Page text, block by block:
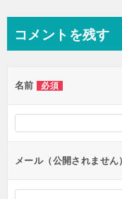
ビ
ー
シ
ン
コメントを残す
名前 必須
メール（公開されません